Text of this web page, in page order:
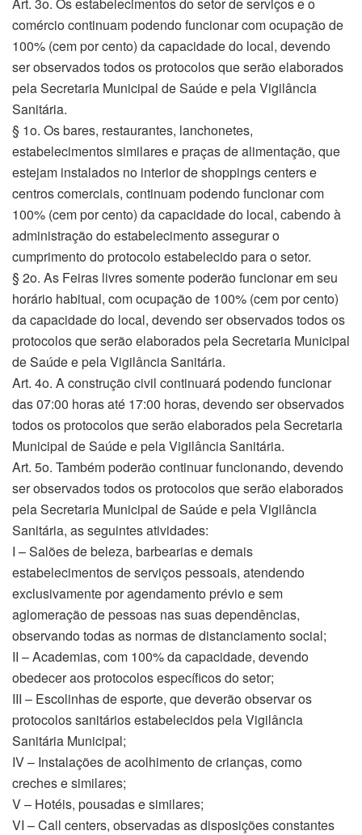
comércio continuam podendo funcionar com ocupação de
100% (cem por cento) da capacidade do local, devendo
ser observados todos os protocolos que serão elaborados
pela Secretaria Municipal de Saúde e pela Vigilância
Sanitária.
§ 1o. Os bares, restaurantes, lanchonetes,
estabelecimentos similares e praças de alimentação, que
estejam instalados no interior de shoppings centers e
centros comerciais, continuam podendo funcionar com
100% (cem por cento) da capacidade do local, cabendo à
administração do estabelecimento assegurar o
cumprimento do protocolo estabelecido para o setor.
§ 2o. As Feiras livres somente poderão funcionar em seu
horário habitual, com ocupação de 100% (cem por cento)
da capacidade do local, devendo ser observados todos os
protocolos que serão elaborados pela Secretaria Municipal
de Saúde e pela Vigilância Sanitária.
Art. 4o. A construção civil continuará podendo funcionar
das 07:00 horas até 17:00 horas, devendo ser observados
todos os protocolos que serão elaborados pela Secretaria
Municipal de Saúde e pela Vigilância Sanitária.
Art. 5o. Também poderão continuar funcionando, devendo
ser observados todos os protocolos que serão elaborados
pela Secretaria Municipal de Saúde e pela Vigilância
Sanitária, as seguintes atividades:
I – Salões de beleza, barbearias e demais
estabelecimentos de serviços pessoais, atendendo
exclusivamente por agendamento prévio e sem
aglomeração de pessoas nas suas dependências,
observando todas as normas de distanciamento social;
II – Academias, com 100% da capacidade, devendo
obedecer aos protocolos específicos do setor;
III – Escolinhas de esporte, que deverão observar os
protocolos sanitários estabelecidos pela Vigilância
Sanitária Municipal;
IV – Instalações de acolhimento de crianças, como
creches e similares;
V – Hotéis, pousadas e similares;
VI – Call centers, observadas as disposições constantes